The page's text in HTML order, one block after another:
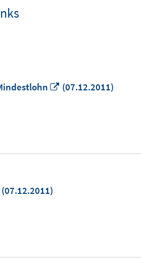
In
(07.12.2011)
In
(07.12.2011)